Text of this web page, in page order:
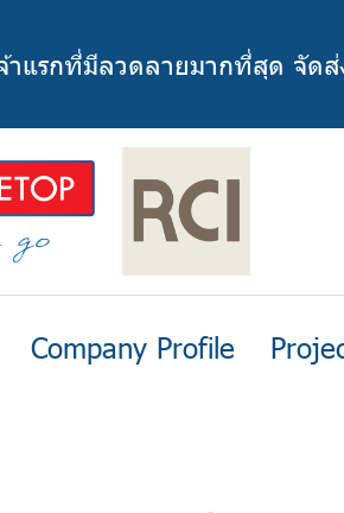
าแรกที่มีลวดลายมากที่สุด จัดส่
Company Profile